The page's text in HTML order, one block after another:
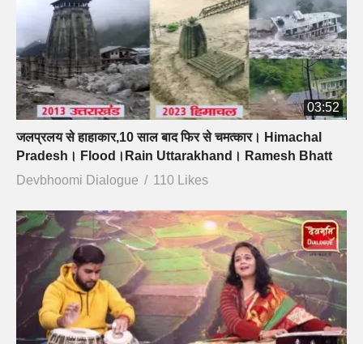
03:52
जलप्रलय से हाहाकार,10 साल बाद फिर से चमत्कार। Himachal
Pradesh। Flood।Rain Uttarakhand। Ramesh Bhatt
Devbhoomi Dialogue
110 Likes